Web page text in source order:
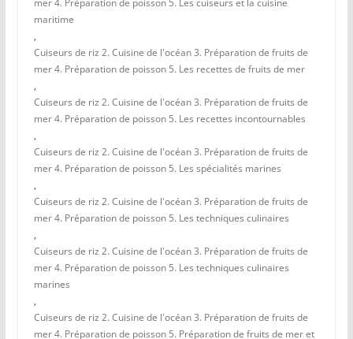
mer 4. Préparation de poisson 5. Les cuiseurs et la cuisine
maritime
,
Cuiseurs de riz 2. Cuisine de l'océan 3. Préparation de fruits de
mer 4. Préparation de poisson 5. Les recettes de fruits de mer
,
Cuiseurs de riz 2. Cuisine de l'océan 3. Préparation de fruits de
mer 4. Préparation de poisson 5. Les recettes incontournables
,
Cuiseurs de riz 2. Cuisine de l'océan 3. Préparation de fruits de
mer 4. Préparation de poisson 5. Les spécialités marines
,
Cuiseurs de riz 2. Cuisine de l'océan 3. Préparation de fruits de
mer 4. Préparation de poisson 5. Les techniques culinaires
,
Cuiseurs de riz 2. Cuisine de l'océan 3. Préparation de fruits de
mer 4. Préparation de poisson 5. Les techniques culinaires
marines
,
Cuiseurs de riz 2. Cuisine de l'océan 3. Préparation de fruits de
mer 4. Préparation de poisson 5. Préparation de fruits de mer et